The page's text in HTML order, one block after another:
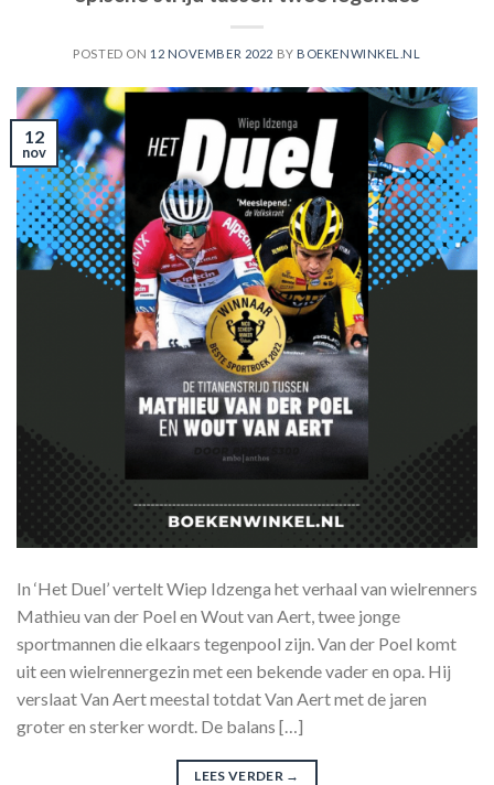
POSTED ON 12 NOVEMBER 2022 BY BOEKENWINKEL.NL
12
nov
In ‘Het Duel’ vertelt Wiep Idzenga het verhaal van wielrenners
Mathieu van der Poel en Wout van Aert, twee jonge
sportmannen die elkaars tegenpool zijn. Van der Poel komt
uit een wielrennergezin met een bekende vader en opa. Hij
verslaat Van Aert meestal totdat Van Aert met de jaren
groter en sterker wordt. De balans […]
LEES VERDER →